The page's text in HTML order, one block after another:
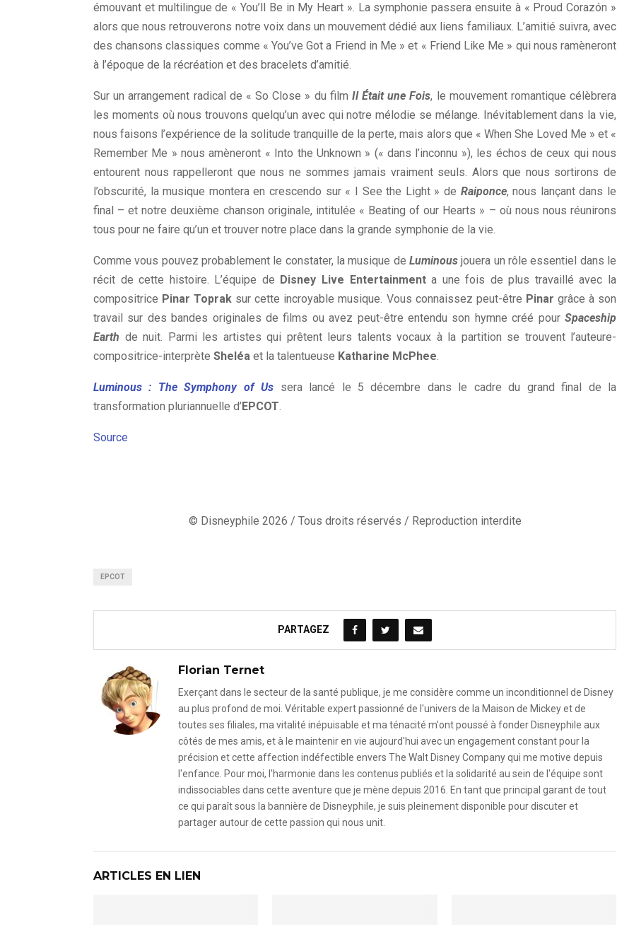
émouvant et multilingue de « You’ll Be in My Heart ». La symphonie passera ensuite à « Proud Corazón »
alors que nous retrouverons notre voix dans un mouvement dédié aux liens familiaux. L’amitié suivra, avec
des chansons classiques comme « You’ve Got a Friend in Me » et « Friend Like Me » qui nous ramèneront
à l’époque de la récréation et des bracelets d’amitié.
Sur un arrangement radical de « So Close » du film Il Était une Fois, le mouvement romantique célèbrera
les moments où nous trouvons quelqu’un avec qui notre mélodie se mélange. Inévitablement dans la vie,
nous faisons l’expérience de la solitude tranquille de la perte, mais alors que « When She Loved Me » et «
Remember Me » nous amèneront « Into the Unknown » (« dans l’inconnu »), les échos de ceux qui nous
entourent nous rappelleront que nous ne sommes jamais vraiment seuls. Alors que nous sortirons de
l’obscurité, la musique montera en crescendo sur « I See the Light » de Raiponce, nous lançant dans le
final – et notre deuxième chanson originale, intitulée « Beating of our Hearts » – où nous nous réunirons
tous pour ne faire qu’un et trouver notre place dans la grande symphonie de la vie.
Comme vous pouvez probablement le constater, la musique de Luminous jouera un rôle essentiel dans le
récit de cette histoire. L’équipe de Disney Live Entertainmenta une fois de plus travaillé avec la
compositrice Pinar Toprak sur cette incroyable musique. Vous connaissez peut-être Pinar grâce à son
travail sur des bandes originales de films ou avez peut-être entendu son hymne créé pour Spaceship
Earth de nuit. Parmi les artistes qui prêtent leurs talents vocaux à la partition se trouvent l’auteure-
compositrice-interprète Sheléa et la talentueuse Katharine McPhee.
Luminous : The Symphony of Us sera lancé le 5 décembre dans le cadre du grand final de la
transformation pluriannuelle d’ EPCOT.
Source
© Disneyphile 2026 / Tous droits réservés / Reproduction interdite
EPCOT
PARTAGEZ
Florian Ternet
Exerçant dans le secteur de la santé publique, je me considère comme un inconditionnel de Disney
au plus profond de moi. Véritable expert passionné de l'univers de la Maison de Mickey et de
toutes ses filiales, ma vitalité inépuisable et ma ténacité m'ont poussé à fonder Disneyphile aux
côtés de mes amis, et à le maintenir en vie aujourd'hui avec un engagement constant pour la
précision et cette affection indéfectible envers The Walt Disney Company qui me motive depuis
l'enfance. Pour moi, l'harmonie dans les contenus publiés et la solidarité au sein de l'équipe sont
indissociables dans cette aventure que je mène depuis 2016. En tant que principal garant de tout
ce qui paraît sous la bannière de Disneyphile, je suis pleinement disponible pour discuter et
partager autour de cette passion qui nous unit.
ARTICLES EN LIEN